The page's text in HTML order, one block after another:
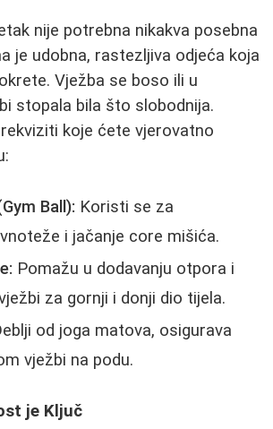
nije potrebna nikakva posebna
je udobna, rastezljiva odjeća koja
Vježba se boso ili u
stopala bila što slobodnija.
koje ćete vjerovatno
Ball): Koristi se za
i jačanje core mišića.
Pomažu u dodavanju otpora i
za gornji i donji dio tijela.
od joga matova, osigurava
vježbi na podu.
je Ključ